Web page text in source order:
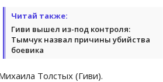
Читай также:
Гиви вышел из-под контроля:
Тымчук назвал причины убийства
боевика
Толстых (Гиви).